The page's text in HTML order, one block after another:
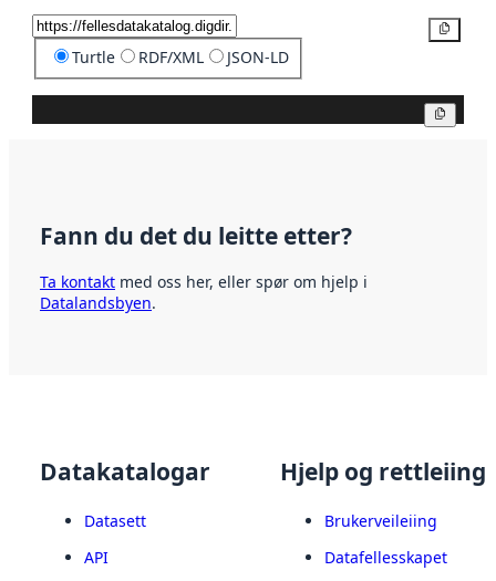
Turtle RDF/XML JSON-LD
Fann du det du leitte etter?
Ta kontakt med oss her, eller spør om hjelp i
Datalandsbyen.
Datakatalogar
Datasett
API
Hjelp og rettleiing
Brukerveileiing
Datafellesskapet